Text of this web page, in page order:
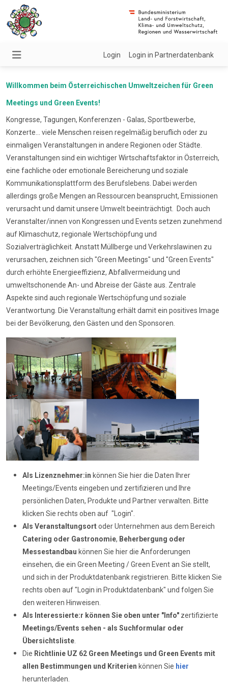
Login Login in Partnerdatenbank
Willkommen beim Österreichischen Umweltzeichen für Green
Meetings und Green Events!
Kongresse, Tagungen, Konferenzen - Galas, Sportbewerbe,
Konzerte... viele Menschen reisen regelmäßig beruflich oder zu
einmaligen Veranstaltungen in andere Regionen oder Städte.
Veranstaltungen sind ein wichtiger Wirtschaftsfaktor in Österreich,
eine fachliche oder emotionale Bereicherung und soziale
Kommunikationsplattform des Berufslebens. Dabei werden
allerdings große Mengen an Ressourcen beansprucht, Emissionen
verursacht und damit unsere Umwelt beeinträchtigt. Doch auch
Veranstalter/innen von Kongressen und Events setzen zunehmend
auf Klimaschutz, regionale Wertschöpfung und
Sozialverträglichkeit. Anstatt Müllberge und Verkehrslawinen zu
verursachen, zeichnen sich "Green Meetings" und "Green Events"
durch erhöhte Energieeffizienz, Abfallvermeidung und
umweltschonende An- und Abreise der Gäste aus. Zentrale
Aspekte sind auch regionale Wertschöpfung und soziale
Verantwortung. Die Veranstaltung erhält damit ein positives Image
bei der Bevölkerung, den Gästen und den Sponsoren.
Als Lizenznehmer:in können Sie hier die Daten Ihrer
Meetings/Events eingeben und zertifizieren und Ihre
persönlichen Daten, Produkte und Partner verwalten. Bitte
klicken Sie rechts oben auf "Login".
Als Veranstaltungsortoder Unternehmen aus dem Bereich
Catering oder Gastronomie, Beherbergung oder
Messestandbau können Sie hier die Anforderungen
einsehen, die ein Green Meeting / Green Event an Sie stellt,
und sich in der Produktdatenbank registrieren. Bitte klicken Sie
rechts oben auf "Login in Produktdatenbank" und folgen Sie
den weiteren Hinweisen.
Als Interessierte:r können Sie oben unter "Info" zertifizierte
Meetings/Events sehen - als Suchformular oder
Übersichtsliste
Die Richtlinie UZ 62 Green Meetings und Green Events mit
allen Bestimmungen und Kriterien können Sie hier
herunterladen.